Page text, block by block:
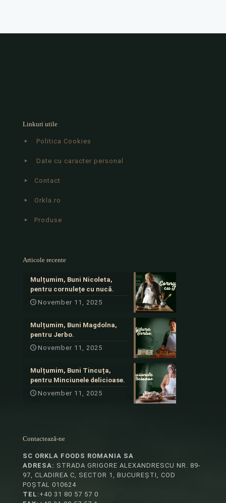
Linkuri utile
Politica Cookies
Date cu caracter personal
Contact
Orkla.ro
Produse
Articole recente
Mulțumim, Buni Nicoleta,
pentru cornulețe cu nucă.
November 11, 2025
Mulțumim, Buni Magdolna,
pentru Jerbo.
November 11, 2025
Mulțumim, Buni Tincuța,
pentru Minciunele delicioase.
November 11, 2025
Contactează-ne
SC ORKLA FOODS ROMANIA SA
ADRESA: STRADA GRIGORE ALEXANDRESCU NR. 89-
97, CLADIREA C, SECTOR 1, BUCUREȘTI, COD
POȘTAL 010624
TEL :+40 31 80 57 57 0